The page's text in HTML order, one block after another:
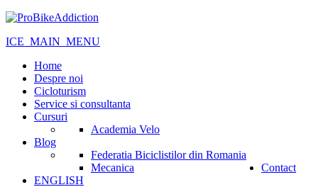
ICE_MAIN_MENU
Home
Despre noi
Cicloturism
Service si consultanta
Cursuri
Academia Velo
Blog
Federatia Biciclistilor din Romania
Mecanica
Contact
ENGLISH